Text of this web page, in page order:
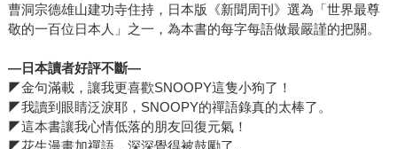
曹洞宗德雄山建功寺住持，日本版《新聞周刊》選為「世界最尊
敬的一百位日本人」之一，為本書的每字每語做最嚴謹的把關。
―日本讀者好評不斷―
◤金句滿載，讓我更喜歡SNOOPY這隻小狗了！
◤我讀到眼睛泛淚耶，SNOOPY的禪語錄真的太棒了。
◤這本書讓我心情低落的朋友回復元氣！
◤花生漫畫加禪語，深深覺得被鼓勵了。